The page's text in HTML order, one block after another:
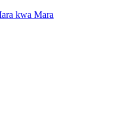
kwa Mara